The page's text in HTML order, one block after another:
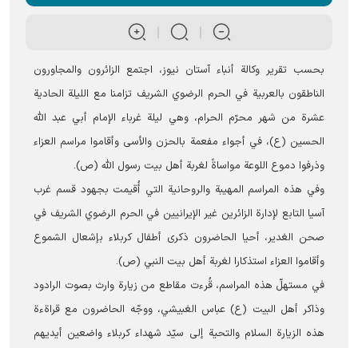
بحسب تقریر وکالة أنباء آستان نيوز، اجتمع الزائرون والمجاورون
الناطقون بالعربية في الحرم الرضوي الشریف تزامنا مع الليلة الحادية
عشرة من شهر محرّم الحرام، وهي ليلة غرباء الإمام أبي عبد الله
الحسين (ع)، في أجواء مفعمة بالحزن والأسى وأقاموا مراسم العزاء
وذرفوا دموع اللوعة مواساةً لغربة أهل بيت رسول الله (ص).
وفي هذه المراسم المهيبة والروحانية التي أُقيمت بجهود قسم غرب
آسيا التابع لإدارة الزائرين غير الإيرانيين في الحرم الرضوي الشریف في
صحن الغدير، أحيا الحاضرون ذكرى أطفال كربلاء بإشعال الشموع
وأقاموا العزاء استذكارا لغربة أهل بيت النبي (ص).
في مستهلّ هذه المراسم، قُرءت مقاطع من زيارة وارث بصوت الرادود
وذاكر أهل البيت (ع) عباس الغبيشي، ووجّه الحاضرون مع قراةءة
هذه الزيارة السلام والتحية إلى سيّد شهداء كربلاء واضعين أيديهم